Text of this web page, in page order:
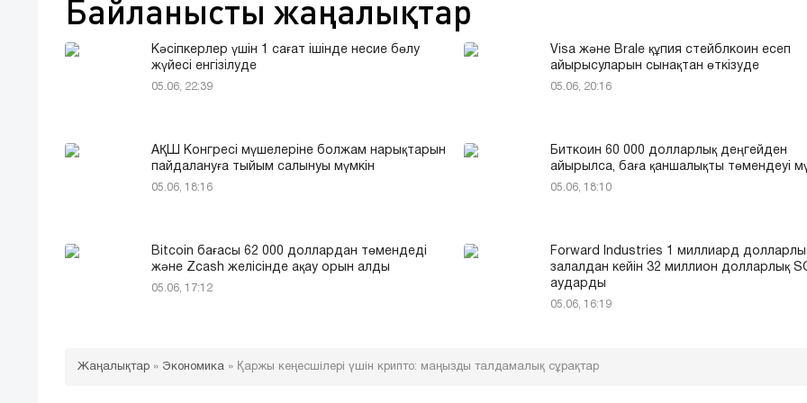
Байланысты жаңалықтар
Кәсіпкерлер үшін 1 сағат ішінде несие бөлу
жүйесі енгізілуде
05.06, 22:39
Visa және Brale құпия стейблкоин есеп
айырысуларын сынақтан өткізуде
05.06, 20:16
АҚШ Конгресі мүшелеріне болжам нарықтарын
пайдалануға тыйым салынуы мүмкін
05.06, 18:16
Биткоин 60 000 долларлық деңгейден
айырылса, баға қаншалықты төмендеуі
05.06, 18:10
Bitcoin бағасы 62 000 доллардан төмендеді
және Zcash желісінде ақау орын алды
05.06, 17:12
Forward Industries 1 миллиард
залалдан кейін 32 миллион долларлық
аударды
05.06, 16:19
Жаңалықтар » Экономика » Қаржы кеңесшілері үшін крипто: маңызды талдамалық сұрақтар